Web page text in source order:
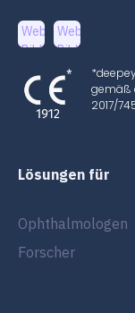
gemäß
2017/
Lösungen für
Ophthalmologen
Forscher